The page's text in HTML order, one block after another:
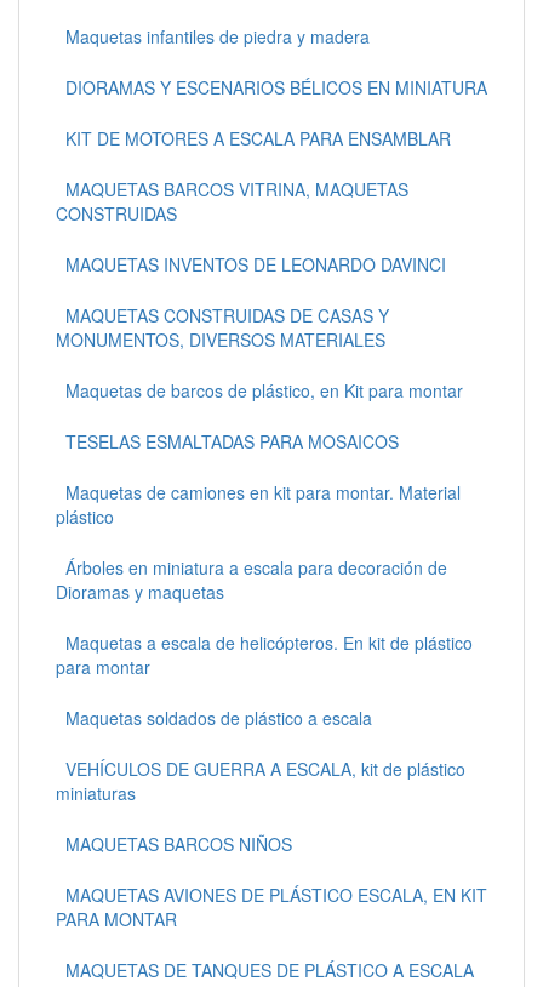
Maquetas infantiles de piedra y madera
DIORAMAS Y ESCENARIOS BÉLICOS EN MINIATURA
KIT DE MOTORES A ESCALA PARA ENSAMBLAR
MAQUETAS BARCOS VITRINA, MAQUETAS
CONSTRUIDAS
MAQUETAS INVENTOS DE LEONARDO DAVINCI
MAQUETAS CONSTRUIDAS DE CASAS Y
MONUMENTOS, DIVERSOS MATERIALES
Maquetas de barcos de plástico, en Kit para montar
TESELAS ESMALTADAS PARA MOSAICOS
Maquetas de camiones en kit para montar. Material
plástico
Árboles en miniatura a escala para decoración de
Dioramas y maquetas
Maquetas a escala de helicópteros. En kit de plástico
para montar
Maquetas soldados de plástico a escala
VEHÍCULOS DE GUERRA A ESCALA, kit de plástico
miniaturas
MAQUETAS BARCOS NIÑOS
MAQUETAS AVIONES DE PLÁSTICO ESCALA, EN KIT
PARA MONTAR
MAQUETAS DE TANQUES DE PLÁSTICO A ESCALA